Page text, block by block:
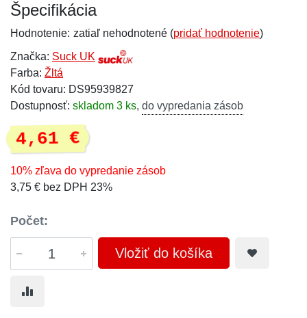
Špecifikácia
Hodnotenie: zatiaľ nehodnotené (pridať hodnotenie)
Značka: Suck UK
Farba: Žltá
Kód tovaru: DS95939827
Dostupnosť: skladom 3 ks, do vypredania zásob
4,61 €
10% zľava do vypredanie zásob
3,75 € bez DPH 23%
Počet:
Vložiť do košíka